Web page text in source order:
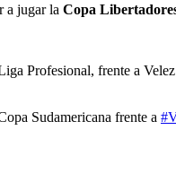
a jugar la Copa
Profesional, frente a
Sudamericana frente a